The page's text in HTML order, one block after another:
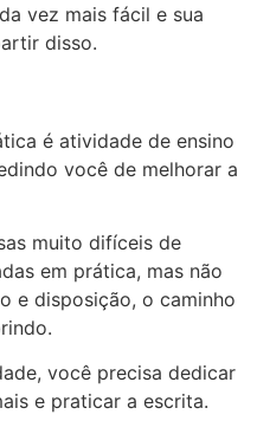
vez mais fácil e sua
disso.
é atividade de ensino
você de melhorar a
muito difíceis de
em prática, mas não
e disposição, o caminho
você precisa dedicar
e praticar a escrita.